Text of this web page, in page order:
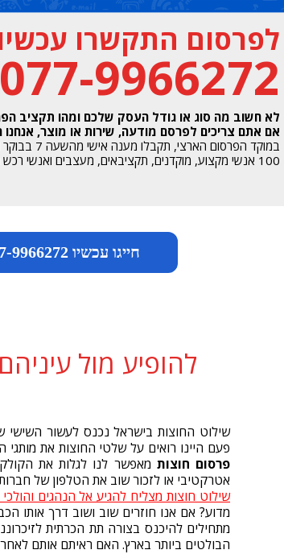
לפרסום התקשרו
077-9966272
לא חשוב מה סוג או גודל העסק שלכם ומהו תקציב
אם אתם צריכים לפרסם מודעה, שירות או מוצר, אנחנו
במוקד הפרסום הארצי, תקבלו מענה אישי מהשעה 7 בבוקר ועד חצות.
100 אנשי מקצוע, מוקדנים, תקציבאים, מעצבים ואנשי רכש מדיה, ממתינים לשירותכם.
חייגו עכשיו 077-9966272
להופיע מול
שילוט החוצות בישראל נכנס לעשור השישי
פעם היינו רואים על שלטי החוצות את מותגי
פרסום חוצות מאפשר לנו לגלות את
אטרקטיבי או לזכור שוב את הטלפון של
שילוט חוצות מצליח להגיע אל הנהגים
מדוע? אם אנו חוזרים שוב ושוב דרך אותו
מתחילים להיכנס בצורה תת הכרתית
הבולטים ביותר בארץ. האם ראיתם אותם